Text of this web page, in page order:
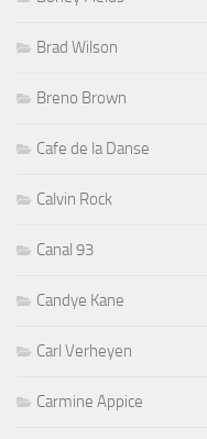
Brad Wilson
Breno Brown
Cafe de la Danse
Calvin Rock
Canal 93
Candye Kane
Carl Verheyen
Carmine Appice